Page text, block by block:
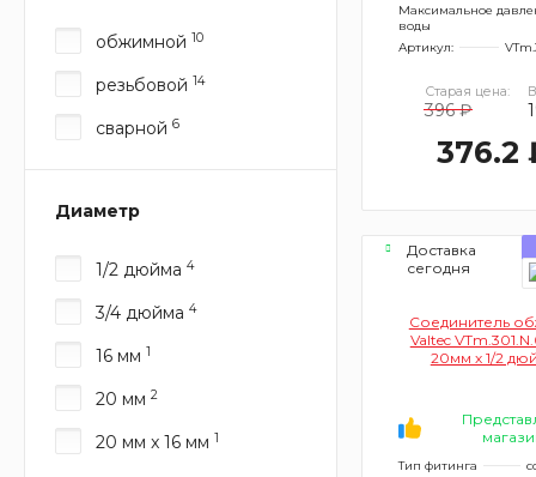
обжимной 10
резьбовой 14
сварной 6
Диаметр
1/2 дюйма 4
3/4 дюйма 4
16 мм 1
20 мм 2
20 мм x 16 мм 1
Максимальное
воды
Артикул:
Старая цена:
396 ₽
376.2
Доставка
сегодня
Соединитель
Valtec
20мм х 1/2
Тип фитинга